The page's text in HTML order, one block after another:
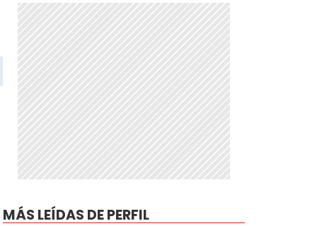
MÁS LEÍDAS DE PERFIL